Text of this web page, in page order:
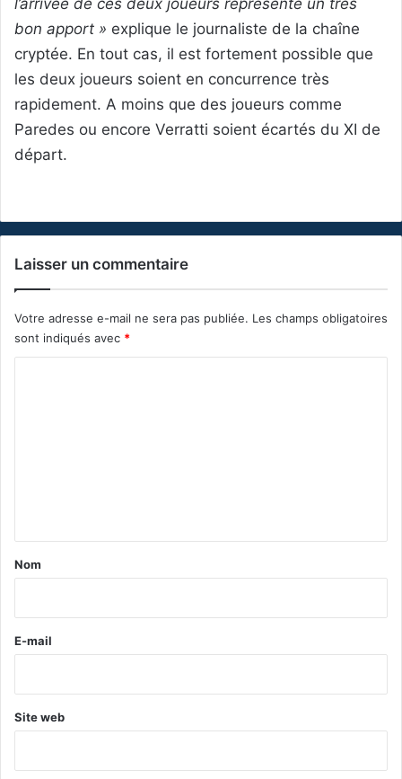
bon apport » explique le journaliste de la chaîne
cryptée. En tout cas, il est fortement possible que
les deux joueurs soient en concurrence très
rapidement. A moins que des joueurs comme
Paredes ou encore Verratti soient écartés du XI de
départ.
Laisser un commentaire
Votre adresse e-mail ne sera pas publiée. Les champs obligatoires
sont indiqués avec *
a
e
Nom
E-mail
Site web